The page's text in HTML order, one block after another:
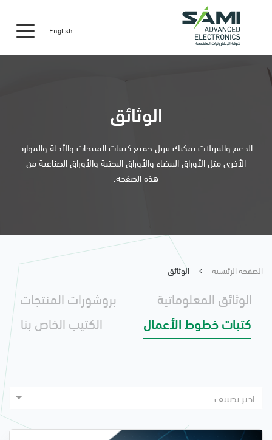
English
الوثائق
الدعم والتنزيلات يمكنك تنزيل جميع كتيبات المنتجات والأدلة والموارد
الأخرى مثل الأوراق البيضاء والأوراق البحثية والأوراق الصناعية من
هذه الصفحة.
الصفحة الرئيسية الوثائق
الوثائق المعلوماتية
بروشورات المنتجات
كتبات خطوط الأعمال
الكتيب الخاص بنا
اختر تصنيف